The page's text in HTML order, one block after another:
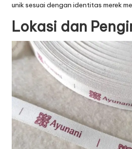
unik sesuai dengan identitas merek
Lokasi dan